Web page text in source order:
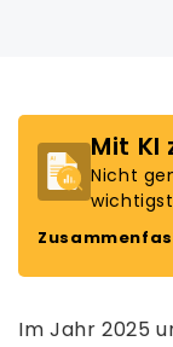
Mit
Nicht
Im Jahr 2025